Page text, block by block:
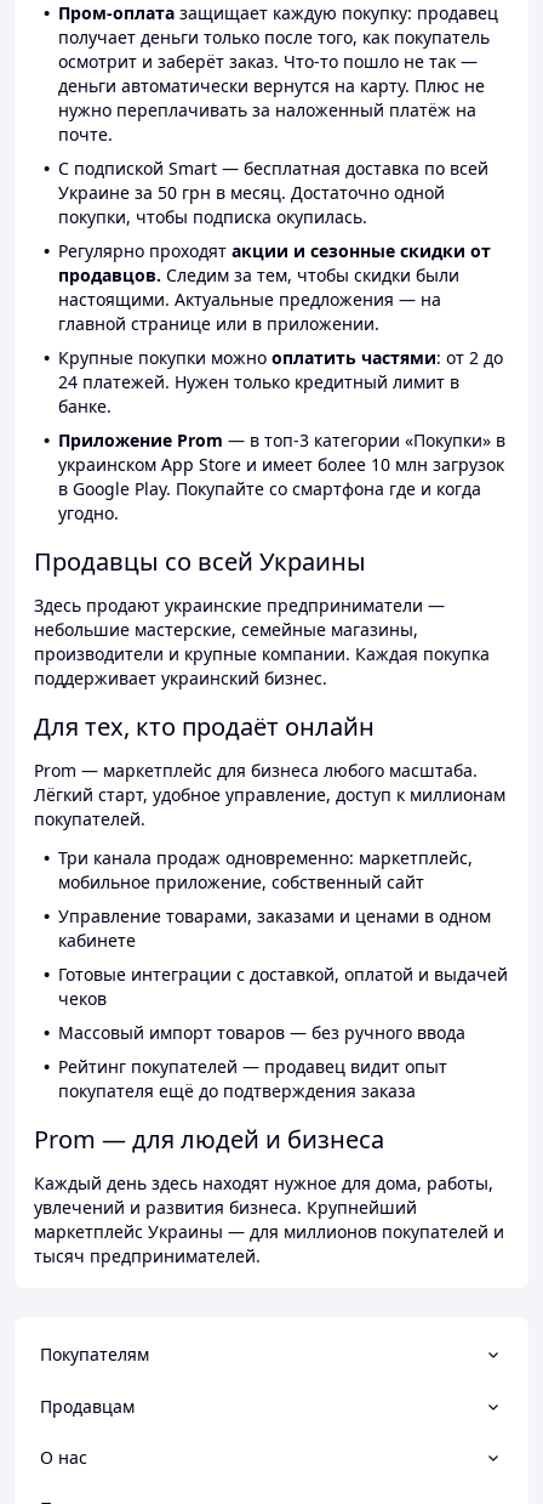
Пром-оплата защищает каждую покупку: продавец
получает деньги только после того, как покупатель
осмотрит и заберёт заказ. Что-то пошло не так —
деньги автоматически вернутся на карту. Плюс не
нужно переплачивать за наложенный платёж на
почте.
С подпиской Smart — бесплатная доставка по всей
Украине за 50 грн в месяц. Достаточно одной
покупки, чтобы подписка окупилась.
Регулярно проходят акции и сезонные скидки от
продавцов. Следим за тем, чтобы скидки были
настоящими. Актуальные предложения — на
главной странице или в приложении.
Крупные покупки можно оплатить частями: от 2 до
24 платежей. Нужен только кредитный лимит в
банке.
Приложение Prom — в топ-3 категории «Покупки» в
украинском App Store и имеет более 10 млн загрузок
в Google Play. Покупайте со смартфона где и когда
угодно.
Продавцы со всей Украины
Здесь продают украинские предприниматели —
небольшие мастерские, семейные магазины,
производители и крупные компании. Каждая покупка
поддерживает украинский бизнес.
Для тех, кто продаёт онлайн
Prom — маркетплейс для бизнеса любого масштаба.
Лёгкий старт, удобное управление, доступ к миллионам
покупателей.
Три канала продаж одновременно: маркетплейс,
мобильное приложение, собственный сайт
Управление товарами, заказами и ценами в одном
кабинете
Готовые интеграции с доставкой, оплатой и выдачей
чеков
Массовый импорт товаров — без ручного ввода
Рейтинг покупателей — продавец видит опыт
покупателя ещё до подтверждения заказа
Prom — для людей и бизнеса
Каждый день здесь находят нужное для дома, работы,
увлечений и развития бизнеса. Крупнейший
маркетплейс Украины — для миллионов покупателей и
тысяч предпринимателей.
Покупателям
Продавцам
О нас